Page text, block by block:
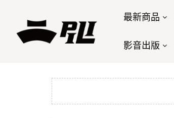
最新商品
影音出版